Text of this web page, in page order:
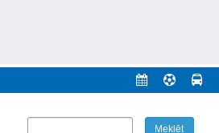
novadu un apkārtējos novadus un pilsētas.